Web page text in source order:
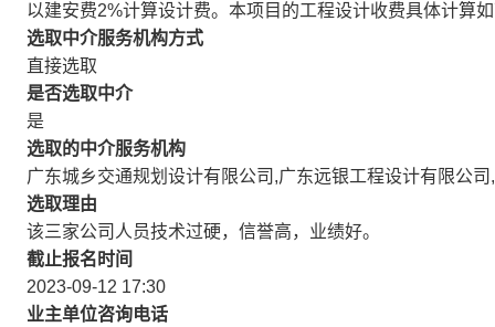
以建安费2%计算设计费。本项目的工程设计收费具体计算
选取中介服务机构方式
直接选取
是否选取中介
是
选取的中介服务机构
广东城乡交通规划设计有限公司,广东远银工程设计有限公
选取理由
该三家公司人员技术过硬，信誉高，业绩好。
截止报名时间
2023-09-12 17:30
业主单位咨询电话